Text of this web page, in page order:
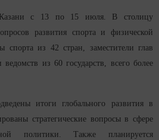
Казани с 13 по 15 июля. В столицу
развития спорта и физической
спорта из 42 стран, заместители глав
из 60 государств, всего более
итоги глобального развития в
стратегические вопросы в сфере
политики.
Также планируется